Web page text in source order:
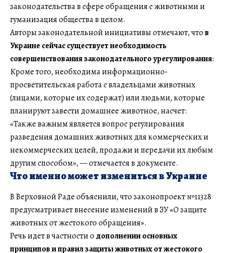
законодательства в сфере обращения с животными и
гуманизация общества в целом.
Авторы законодательной инициативы отмечают, чтов
Украине сейчас существует необходимость
совершенствования законодательного урегулирования:
Кроме того, необходима информационно-
просветительская работа с владельцами животных
(лицами, которые их содержат) или людьми, которые
планируют завести домашнее животное, насчет:
«Также важным является вопрос регулирования
разведения домашних животных для коммерческих и
некоммерческих целей, продажи и передачи их любым
другим способом», — отмечается в документе.
Что именно может измениться в Украине
В Верховной Раде объяснили, что законопроект №11328
предусматривает внесение изменений в ЗУ «О защите
животных от жестокого обращения».
Речь идет в частности о дополнении основных
принципов и правил защиты животных от жестокого